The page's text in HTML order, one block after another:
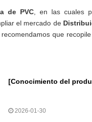
de PVC, en las cuales
el mercado de
que
[Conocimiento del
2026-01-30